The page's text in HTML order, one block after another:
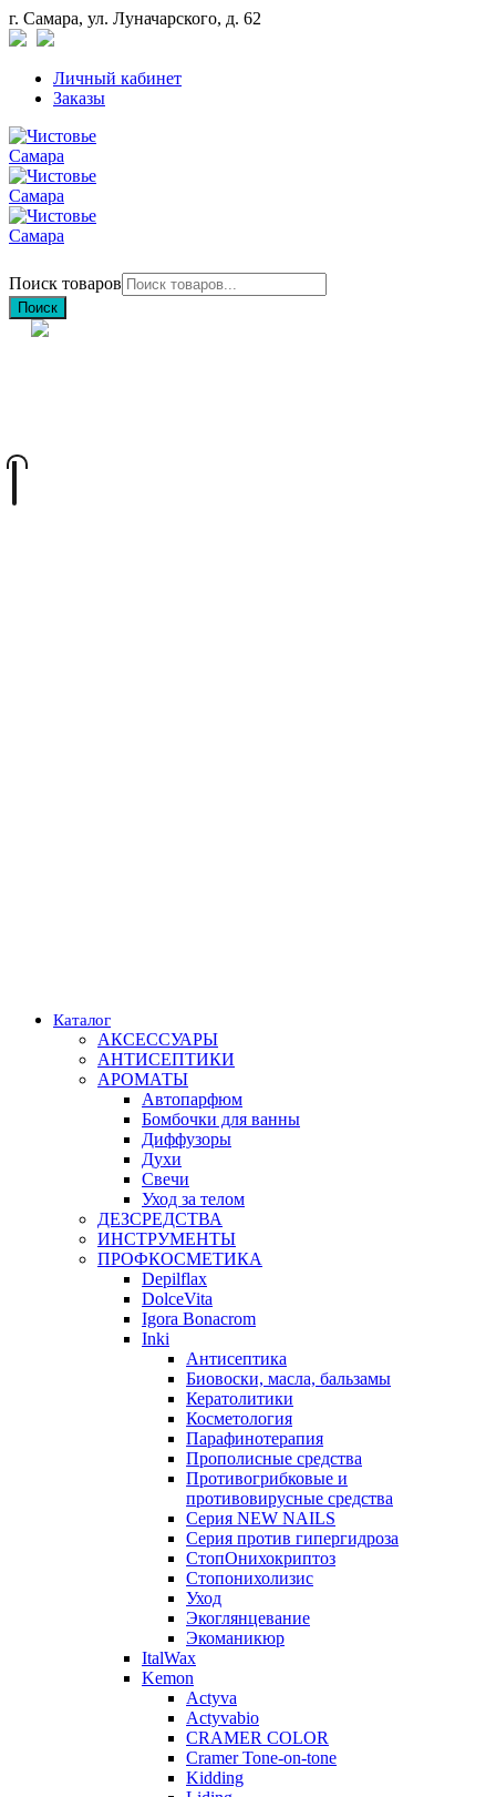
г. Самара, ул. Луначарского, д. 62
Личный кабинет
Заказы
Поиск товаров
Поиск
Каталог
АКСЕССУАРЫ
АНТИСЕПТИКИ
АРОМАТЫ
Автопарфюм
Бомбочки для ванны
Диффузоры
Духи
Свечи
Уход за телом
ДЕЗСРЕДСТВА
ИНСТРУМЕНТЫ
ПРОФКОСМЕТИКА
Depilflax
DolceVita
Igora Bonacrom
Inki
Антисептика
Биовоски, масла, бальзамы
Кератолитики
Косметология
Парафинотерапия
Прополисные средства
Противогрибковые и
противовирусные средства
Серия NEW NAILS
Серия против гипергидроза
СтопОнихокриптоз
Стопонихолизис
Уход
Экоглянцевание
Экоманикюр
ItalWax
Kemon
Actyva
Actyvabio
CRAMER COLOR
Cramer Tone-on-tone
Kidding